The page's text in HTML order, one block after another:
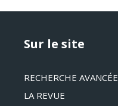
Sur le site
RECHERCHE AVANCÉE
LA REVUE